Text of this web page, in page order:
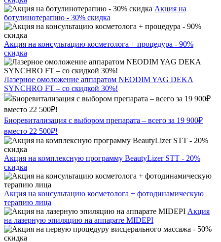
Акция на
ботулинотерапию - 30% скидка
Акция на консультацию косметолога + процедура - 90%
скидка
Лазерное омоложение аппаратом NEODIM YAG DEKA
SYNCHRO FT – со скидкой 30%!
Биоревитализация с выбором препарата – всего за 19 900₽
вместо 22 500₽!
Акция на комплексную программу BeautyLizer STT - 20%
скидка
Акция на консультацию косметолога + фотодинамическую
терапию лица
Акция
на лазерную эпиляцию на аппарате MIDEPI